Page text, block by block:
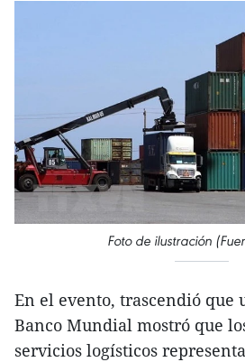
Foto de ilustración
En el evento, trascendió
Banco Mundial mostró que
servicios logísticos